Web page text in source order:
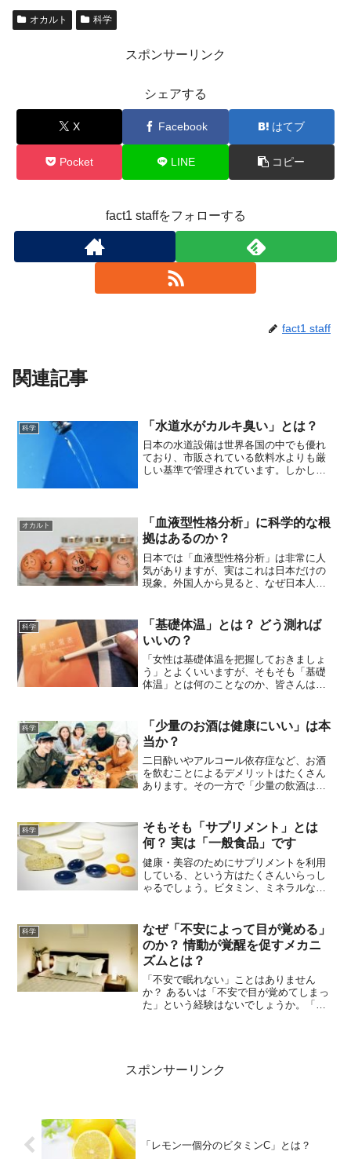
オカルト 科学
スポンサーリンク
シェアする
X Facebook はてブ
Pocket LINE コピー
fact1 staffをフォローする
fact1 staff
関連記事
科学 「水道水がカルキ臭い」とは？
日本の水道設備は世界各国の中でも優れ
ており、市販されている飲料水よりも厳
しい基準で管理されています。しかし、
についてご紹介します。そ...
オカルト
「血液型性格分析」に科学的な根
拠はあるのか？
日本では「血液型性格分析」は非常に人
気がありますが、実はこれは日本だけの
現象。外国人から見ると、なぜ日本人が
「血液型性格分析」に人気があり、一般
的になっているのでしょう...
科学
「基礎体温」とは？ どう測れば
いいの？
「女性は基礎体温を把握しておきましょ
う」とよくいいますが、そもそも「基礎
体温」とは何のことなのか、皆さんはご
す。基礎体温ってそもそも何？基礎体温
は「安静時に測定した体...
科学
「少量のお酒は健康にいい」は本
当か？
二日酔いやアルコール依存症など、お酒
を飲むことによるデメリットはたくさん
あります。その一方で「少量の飲酒は健
を飲むのは体にいい？1981年にイギリス
のマーモット博士が「飲...
科学
そもそも「サプリメント」とは
何？ 実は「一般食品」です
健康・美容のためにサプリメントを利用
している、という方はたくさんいらっし
ゃるでしょう。ビタミン、ミネラルなど
そもなんなのかご存じでしょうか。「サ
プリメント」には定義はあ...
科学
なぜ「不安によって目が覚める」
のか？ 情動が覚醒を促すメカニ
ズムとは？
「不安で眠れない」ことはありません
か？ あるいは「不安で目が覚めてしまっ
た」という経験はないでしょうか。「脳
スポンサーリンク
「レモン一個分のビタミンC」とは？